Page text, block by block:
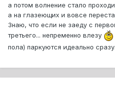
а потом волнение стало
а на глазеющих и вовсе
Знаю, что если не заеду с
третьего... непременно влезу
пола) паркуются идеально